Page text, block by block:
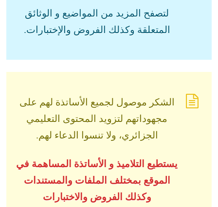
لتصفح المزيد من المواضيع و الوثائق
المتعلقة وكذلك الفروض والإختبارات.
الشكر موصول لجميع الأساتذة لهم على
مجهوداتهم لتزويد المحتوى التعليمي
الجزائري، ولا تنسوا الدعاء لهم.
يستطيع التلاميذ و الأساتذة المساهمة في
الموقع بمختلف الملفات والمستندات
وكذلك الفروض والاختبارات